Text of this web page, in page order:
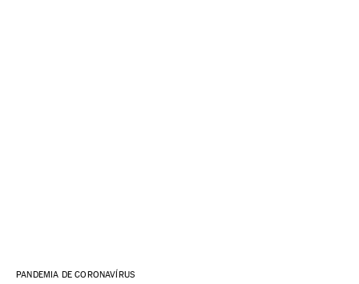
PANDEMIA DE CORONAVÍRUS